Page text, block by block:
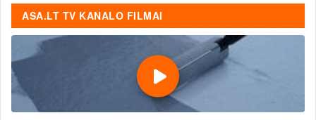
ASA.LT TV KANALO FILMAI